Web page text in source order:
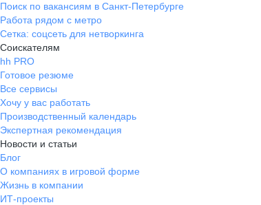
Поиск по вакансиям в Санкт-Петербурге
Работа рядом с метро
Сетка: соцсеть для нетворкинга
Соискателям
hh PRO
Готовое резюме
Все сервисы
Хочу у вас работать
Производственный календарь
Экспертная рекомендация
Новости и статьи
Блог
О компаниях в игровой форме
Жизнь в компании
ИТ-проекты